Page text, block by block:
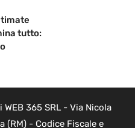
tutto:
365 SRL - Via Nicola
(RM) - Codice Fiscale e